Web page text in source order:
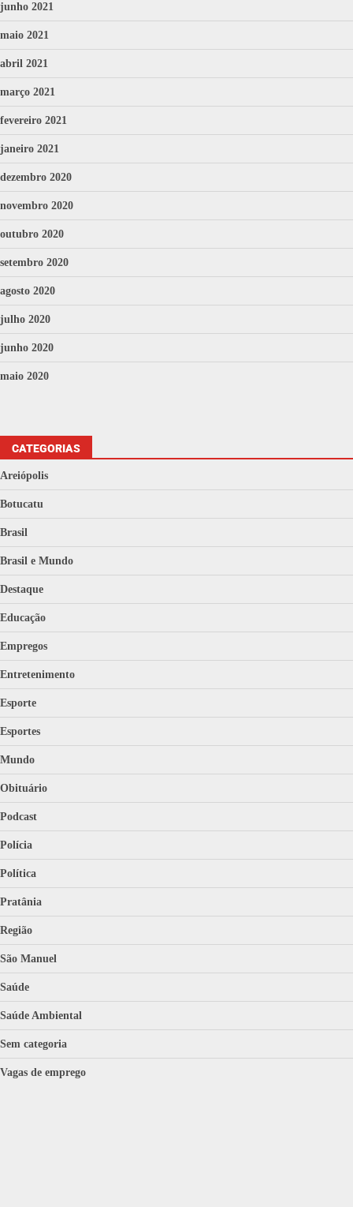
junho 2021
maio 2021
abril 2021
março 2021
fevereiro 2021
janeiro 2021
dezembro 2020
novembro 2020
outubro 2020
setembro 2020
agosto 2020
julho 2020
junho 2020
maio 2020
CATEGORIAS
Areiópolis
Botucatu
Brasil
Brasil e Mundo
Destaque
Educação
Empregos
Entretenimento
Esporte
Esportes
Mundo
Obituário
Podcast
Polícia
Política
Pratânia
Região
São Manuel
Saúde
Saúde Ambiental
Sem categoria
Vagas de emprego